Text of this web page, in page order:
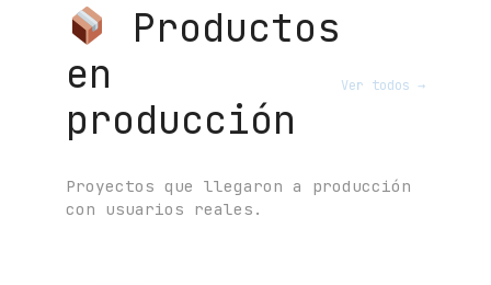
Productos
en
producción
Ver todos →
Proyectos que llegaron a producción
con usuarios reales.